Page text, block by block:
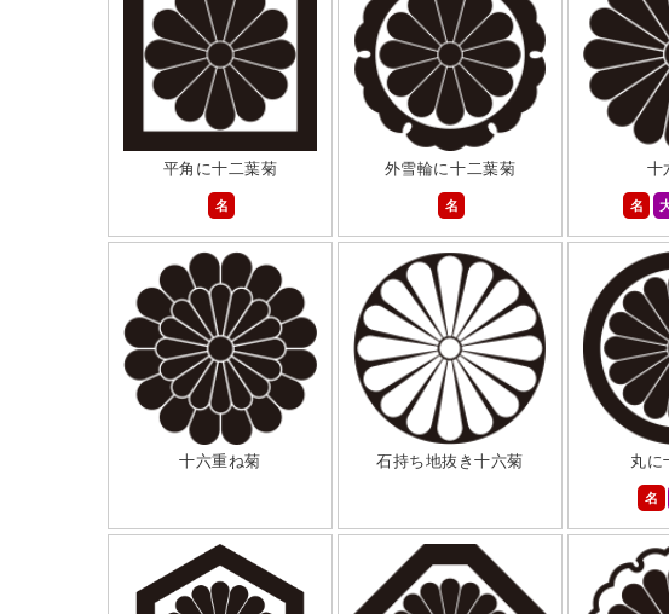
平角に十二葉菊
名
外雪輪に十二葉菊
名
十
名
十六重ね菊 石持ち地抜き十六菊
丸に
名